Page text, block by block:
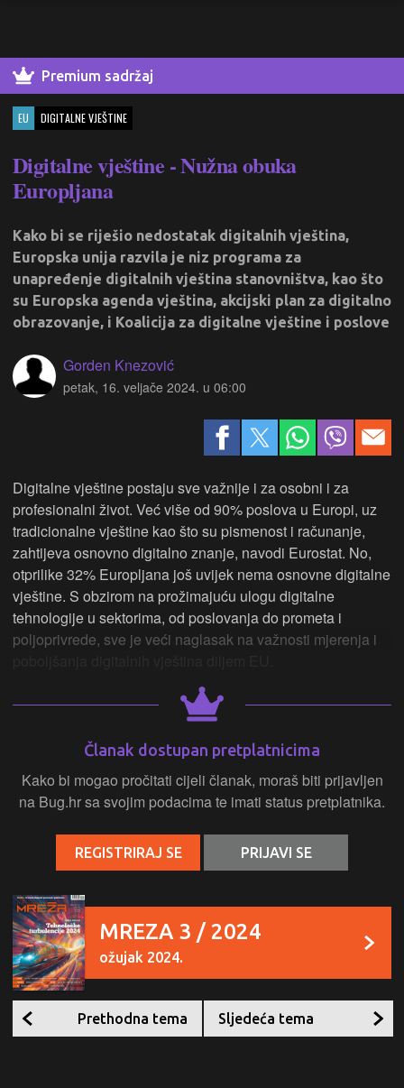
Premium sadržaj
EU DIGITALNE VJEŠTINE
Digitalne vještine - Nužna obuka
Europljana
Kako bi se riješio nedostatak digitalnih vještina,
Europska unija razvila je niz programa za
unapređenje digitalnih vještina stanovništva, kao što
su Europska agenda vještina, akcijski plan za digitalno
obrazovanje, i Koalicija za digitalne vještine i poslove
Gorden Knezović
petak, 16. veljače 2024. u 06:00
Digitalne vještine postaju sve važnije i za osobni i za
profesionalni život. Već više od 90% poslova u Europi, uz
tradicionalne vještine kao što su pismenost i računanje,
zahtijeva osnovno digitalno znanje, navodi Eurostat. No,
otprilike 32% Europljana još uvijek nema osnovne digitalne
vještine. S obzirom na prožimajuću ulogu digitalne
tehnologije u sektorima, od poslovanja do prometa i
poljoprivrede, sve je veći naglasak na važnosti mjerenja i
Članak dostupan pretplatnicima
Kako bi mogao pročitati cijeli članak, moraš biti prijavljen
na Bug.hr sa svojim podacima te imati status pretplatnika.
REGISTRIRAJ SE PRIJAVI SE
MREZA 3 / 2024
ožujak 2024.
Prethodna tema Sljedeća tema